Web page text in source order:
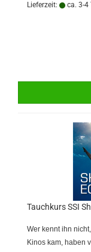
Lieferzeit: ca. 3-4
Tauchkurs SSI
Wer kennt ihn
Kinos kam, haben